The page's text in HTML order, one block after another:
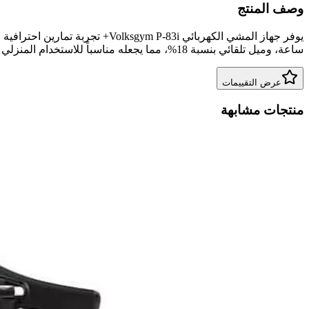
وصف المنتج
ساعة، وميل تلقائي بنسبة 18%، مما يجعله مناسباً للاستخدام المنزلي المكثف بوزن مستخدم يصل إلى 130 كجم.
عرض التقييمات
منتجات مشابهة